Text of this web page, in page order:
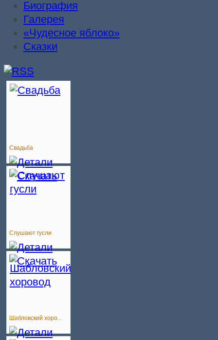
Биография
Галерея
«Чудесное яблоко»
Сказки
Cвадьба
Слушают гусли
Шабловский хоро...